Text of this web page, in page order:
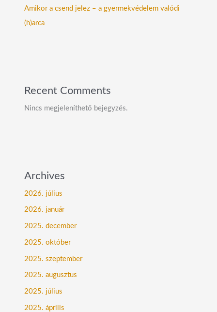
Amikor a csend jelez – a gyermekvédelem valódi
(h)arca
Recent Comments
Nincs megjeleníthető bejegyzés.
Archives
2026. július
2026. január
2025. december
2025. október
2025. szeptember
2025. augusztus
2025. július
2025. április